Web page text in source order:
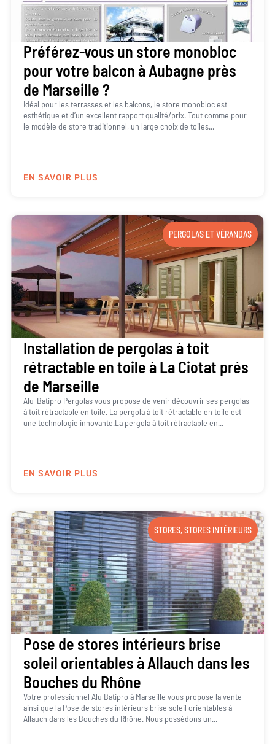
Préférez-vous un store monobloc
pour votre balcon à Aubagne près
de Marseille ?
Idéal pour les terrasses et les balcons, le store monobloc est
esthétique et d’un excellent rapport qualité/prix. Tout comme pour
le modèle de store traditionnel, un large choix de toiles...
EN SAVOIR PLUS
PERGOLAS ET VÉRANDAS
Installation de pergolas à toit
rétractable en toile à La Ciotat prés
de Marseille
Alu-Batipro Pergolas vous propose de venir découvrir ses pergolas
à toit rétractable en toile. La pergola à toit rétractable en toile est
une technologie innovante.La pergola à toit rétractable en...
EN SAVOIR PLUS
STORES,STORES INTÉRIEURS
Pose de stores intérieurs brise
soleil orientables à Allauch dans les
Bouches du Rhône
Votre professionnel Alu Batipro à Marseille vous propose la vente
ainsi que la Pose de stores intérieurs brise soleil orientables à
Allauch dans les Bouches du Rhône. Nous possédons un...